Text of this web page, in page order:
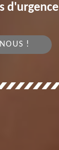
d'urgence
!